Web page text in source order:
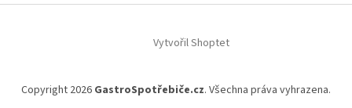
Vytvořil Shoptet
Copyright 2026 GastroSpotřebiče.cz. Všechna práva vyhrazena.